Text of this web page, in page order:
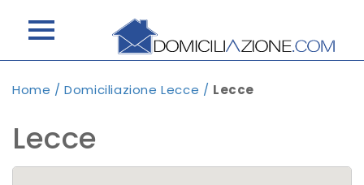
Home /Domiciliazione Lecce / Lecce
Lecce